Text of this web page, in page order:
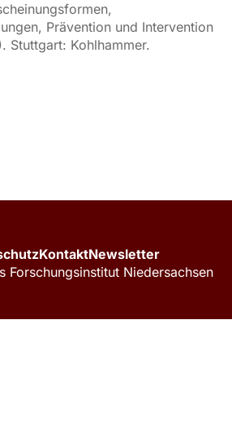
Prävention und Intervention
Stuttgart: Kohlhammer.
KontaktNewsletter
Niedersachsen